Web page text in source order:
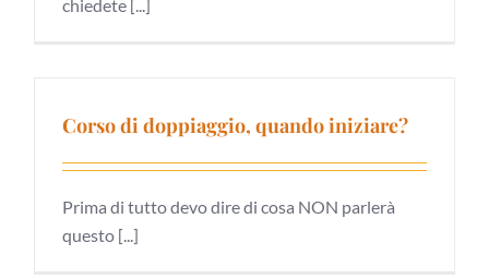
chiedete [...]
Corso di doppiaggio, quando iniziare?
Prima di tutto devo dire di cosa NON parlerà
questo [...]